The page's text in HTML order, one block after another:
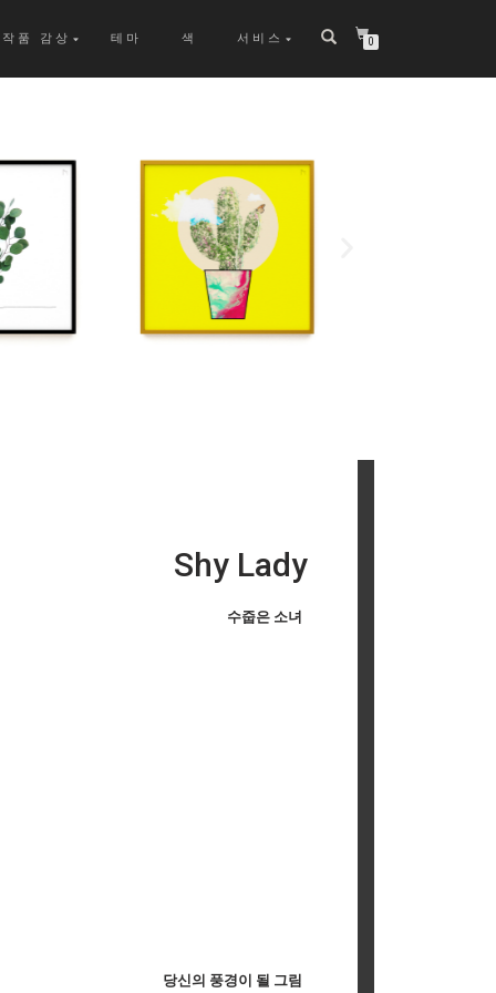
작품 감상 테마 색 서비스 0
Shy Lady
수줍은 소녀
당신의 풍경이 될 그림